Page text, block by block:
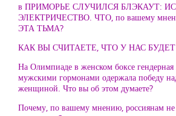
в ПРИМОРЬЕ СЛУЧИЛСЯ БЛЭКАУТ:
ЭЛЕКТРИЧЕСТВО. ЧТО, по вашему
ЭТА ТЬМА?
КАК ВЫ СЧИТАЕТЕ, ЧТО У НАС
На Олимпиаде в женском боксе
мужскими гормонами одержала победу
женщиной. Что вы об этом думаете?
Почему, по вашему мнению, россиянам